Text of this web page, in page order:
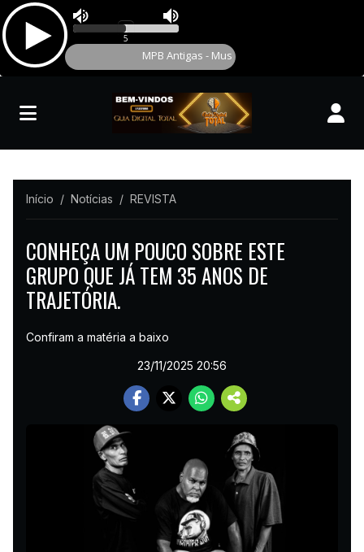
Início Notícias REVISTA
CONHEÇA UM POUCO SOBRE ESTE
GRUPO QUE JÁ TEM 35 ANOS DE
TRAJETÓRIA.
Confiram a matéria a baixo
23/11/2025 20:56